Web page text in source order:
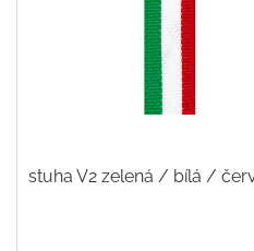
stuha V2 zelená / bílá /